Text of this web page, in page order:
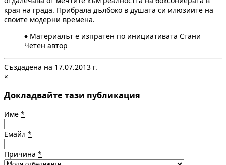
края на града. Прибрала дълбоко в душата си илюзиите на
своите модерни времена.
♦ Материалът е изпратен по инициативата Стани
Четен автор
Създадена на 17.07.2013 г.
×
Докладвайте тази публикация
Име *
Емайл *
Причина *